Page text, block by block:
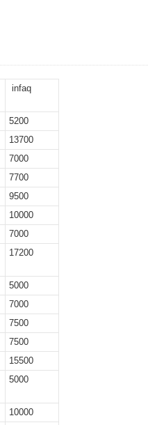
infaq
5200
13700
7000
7700
9500
10000
7000
17200
5000
7000
7500
7500
15500
5000
10000